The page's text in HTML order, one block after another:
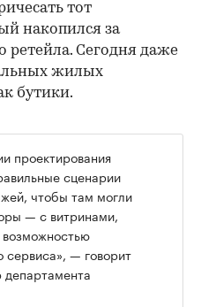
тот
накопился за
ретейла. Сегодня даже
жилых
бутики.
проектирования
сценарии
чтобы там могли
— с витринами,
сервиса», — говорит